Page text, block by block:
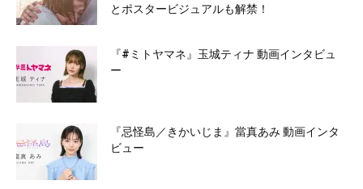
とポスタービジュアルも解禁！
『#ミトヤマネ』玉城ティナ 動画インタビュ
ー
『忌怪島／きかいじま』當真あみ 動画インタ
ビュー